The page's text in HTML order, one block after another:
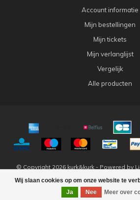
Wij slaan cookies op om onze website te
Ja
Nee Meer over
Account informatie
Mijn bestellingen
Mijn tickets
Mijn verlanglijst
Vergelijk
Alle producten
© Copyright 2026 kurk&kurk - Powered by
designby
FILTERS